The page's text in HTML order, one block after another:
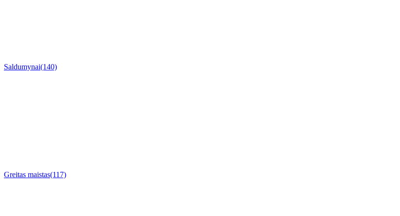
Saldumynai(140)
Greitas maistas(117)